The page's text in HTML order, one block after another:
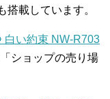
載しています。
白い約束 NW-R703
ショップの売り場